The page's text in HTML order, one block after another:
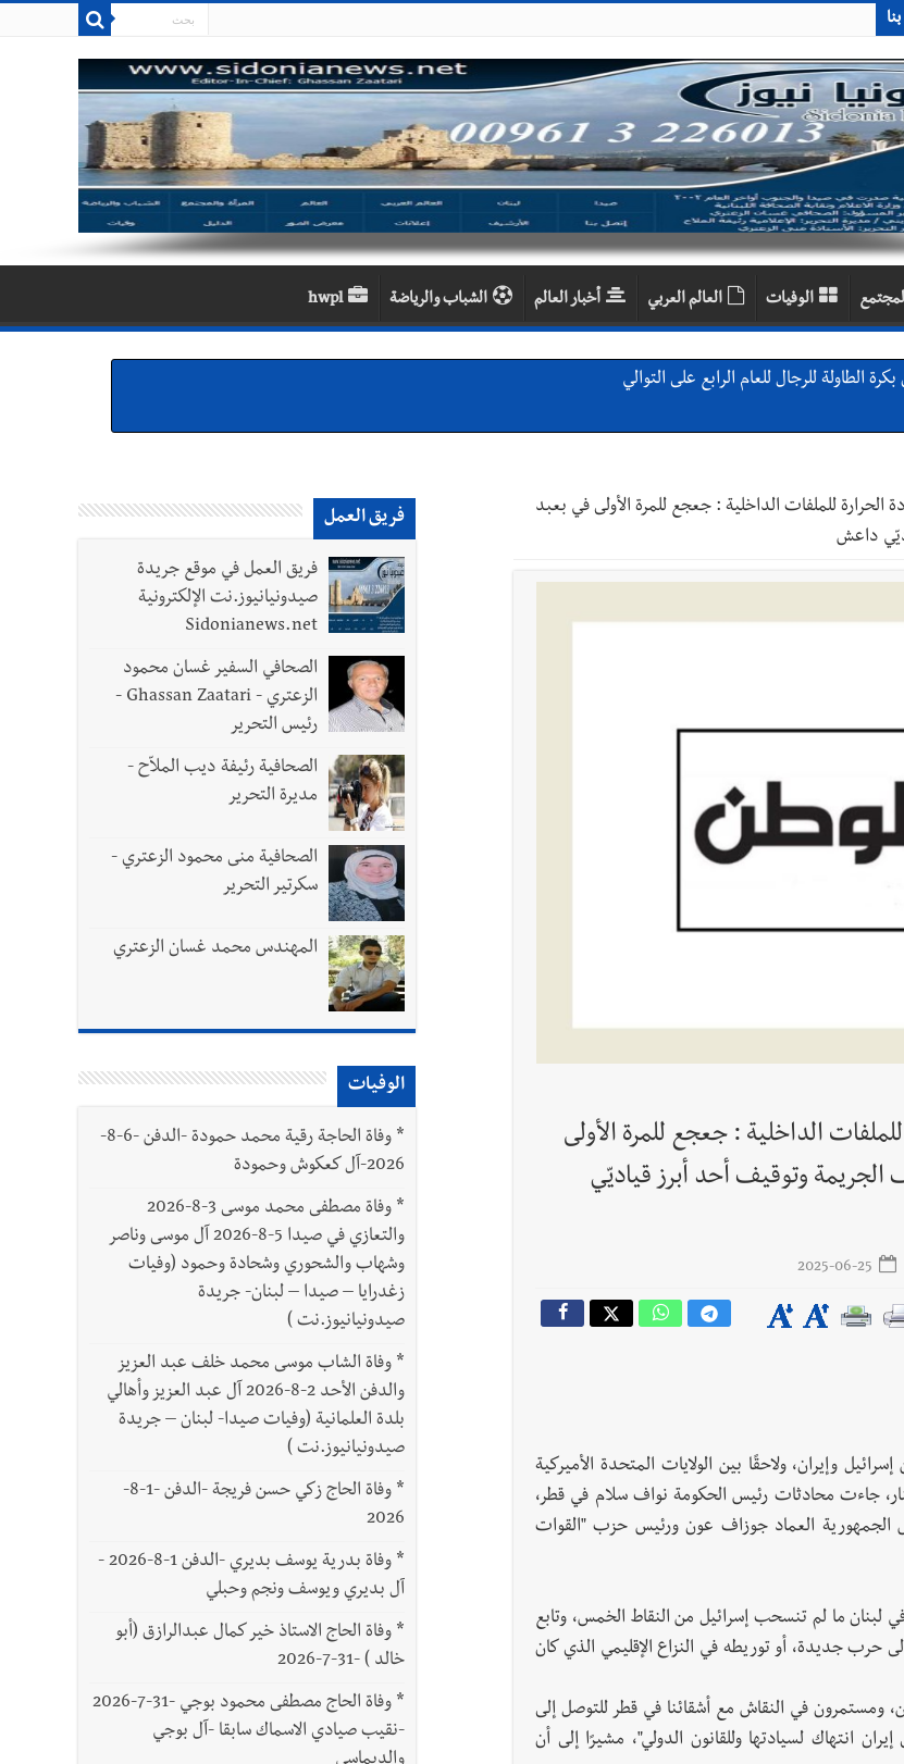
الوفيات العالم العربي أخبار العالم الشباب والرياضة hwpl
الطاولة للرجال للعام الرابع على التوالي
حول الحد من النفايات البحرية وشباك الصيد المهملة
رجل الاعمال الاماراتي خلف الحبتور : 112 شهيداً شُيّعوا في ‫غزة‬ بعد أن بقوا تحت الأنقاض منذ عام 2023: أيُعقل أن يبقى الشعب الفلسطيني يعيش كل هذا الألم؟ وإلى متى
الحرارة للملفات الداخلية : جعجع للمرة الأولى في بعبد
داعش
الداخلية : جعجع للمرة الأولى
وتوقيف أحد أبرز قياديّي
وإيران، ولاحقًا بين الولايات المتحدة الأميركية
جاءت محادثات رئيس الحكومة نواف سلام في قطر،
الجمهورية العماد جوزاف عون ورئيس حزب "القوات
لبنان ما لم تنسحب إسرائيل من النقاط الخمس، وتابع
حرب جديدة، أو توريطه في النزاع الإقليمي الذي كان
ومستمرون في النقاش مع أشقائنا في قطر للتوصل إلى
انتهاك لسيادتها وللقانون الدولي"، مشيرًا إلى أن
فريق العمل
فريق العمل في موقع جريدة
صيدونيانيوز.نت الإلكترونية
Sidonianews.net
الصحافي السفير غسان محمود
الزعتري - Ghassan Zaatari -
رئيس التحرير
الصحافية رئيفة ديب الملاّح -
مديرة التحرير
الصحافية منى محمود الزعتري -
سكرتير التحرير
المهندس محمد غسان الزعتري
الوفيات
*
وفاة الحاجة رقية محمد حمودة -الدفن -6-8-
2026-آل كعكوش وحمودة
*
وفاة مصطفى محمد موسى 3-8-2026
والتعازي في صيدا 5-8-2026 آل موسى وناصر
وشهاب والشحوري وشحادة وحمود (وفيات
زغدرايا – صيدا – لبنان- جريدة
صيدونيانيوز.نت )
* وفاة الشاب موسى محمد خلف عبد العزيز
والدفن الأحد 2-8-2026 آل عبد العزيز وأهالي
بلدة العلمانية (وفيات صيدا- لبنان – جريدة
صيدونيانيوز.نت )
*
وفاة الحاج زكي حسن فريجة -الدفن -1-8-
2026
*
وفاة بدرية يوسف بديري -الدفن 1-8-2026 -
آل بديري ويوسف ونجم وحبلي
* وفاة الحاج الاستاذ خير كمال عبدالرازق (أبو
خالد ) -31-7-2026
*
وفاة الحاج مصطفى محمود بوجي -31-7-2026
-نقيب صيادي الاسماك سابقا -آل بوجي